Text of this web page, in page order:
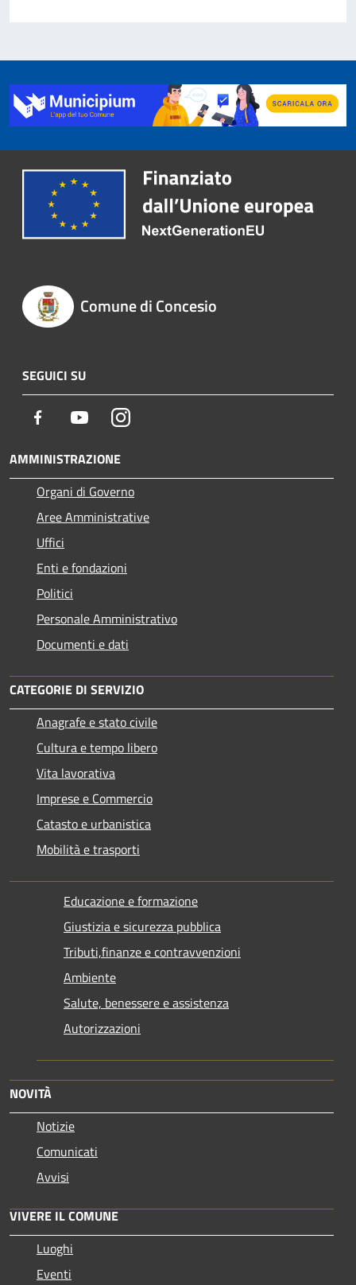
Comune di Concesio
SEGUICI SU
Facebook YoutubeInstagram
AMMINISTRAZIONE
Organi di Governo
Aree Amministrative
Uffici
Enti e fondazioni
Politici
Personale Amministrativo
Documenti e dati
CATEGORIE DI SERVIZIO
Anagrafe e stato civile
Cultura e tempo libero
Vita lavorativa
Imprese e Commercio
Catasto e urbanistica
Mobilità e trasporti
Educazione e formazione
Giustizia e sicurezza pubblica
Tributi,finanze e contravvenzioni
Ambiente
Salute, benessere e assistenza
Autorizzazioni
NOVITÀ
Notizie
Comunicati
Avvisi
VIVERE IL COMUNE
Luoghi
Eventi